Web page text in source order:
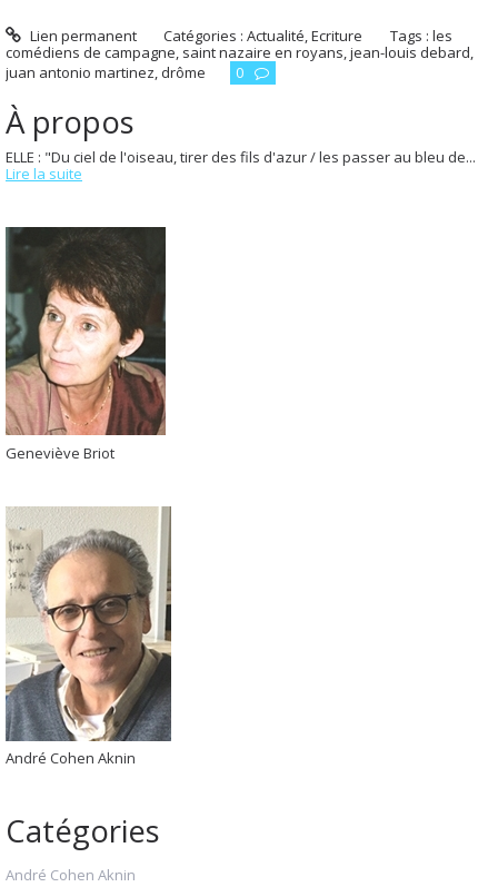
Lien permanent Catégories :Actualité,Ecriture Tags :les
comédiens de campagne, saint nazaire en royans,jean-louis debard,
juan antonio martinez, drôme 0
À propos
ELLE : "Du ciel de l'oiseau, tirer des fils d'azur / les passer au bleu de...
Lire la suite
Geneviève Briot
André Cohen Aknin
Catégories
André Cohen Aknin